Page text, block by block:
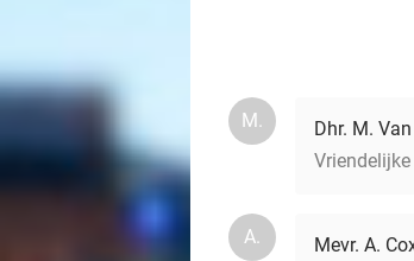
M.
Dhr. M.
A.
Mevr. A.